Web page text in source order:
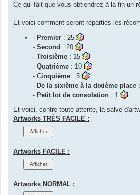
Ce qui fait que vous obtiendrez à la fin un
Et voici comment seront réparties les
- Premier : 25
- Second : 20
- Troisième : 15
- Quatrième : 10
- Cinquième : 5
- De la sixième à la dixième place
- Petit lot de consolation : 1
Et voici, contre toute attente, la salve
Artworks TRÈS FACILE :
Artworks FACILE :
Artworks NORMAL :